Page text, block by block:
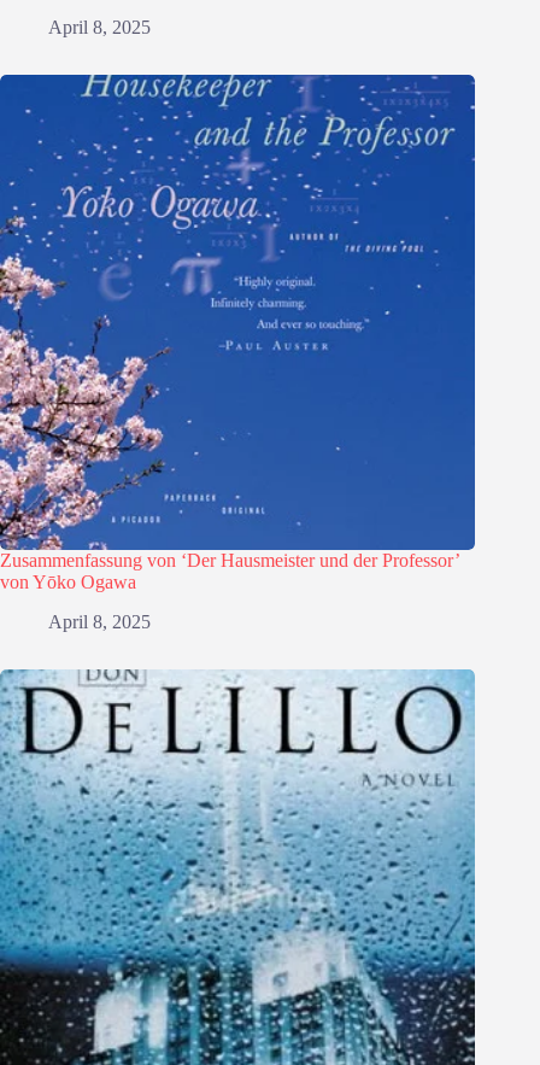
April 8, 2025
Zusammenfassung von ‘Der Hausmeister und der Professor’
von Yōko Ogawa
April 8, 2025